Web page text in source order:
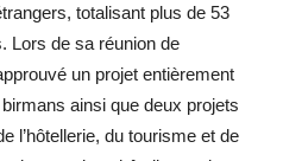
totalisant plus de 53
Lors de sa réunion de
un projet entièrement
ainsi que deux projets
l’hôtellerie, du tourisme et de